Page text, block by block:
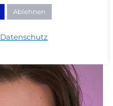
Ablehnen
Datenschutz